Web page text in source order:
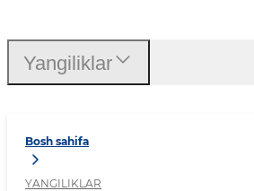
Bosh sahifa
YANGILIKLAR
Yangiliklar